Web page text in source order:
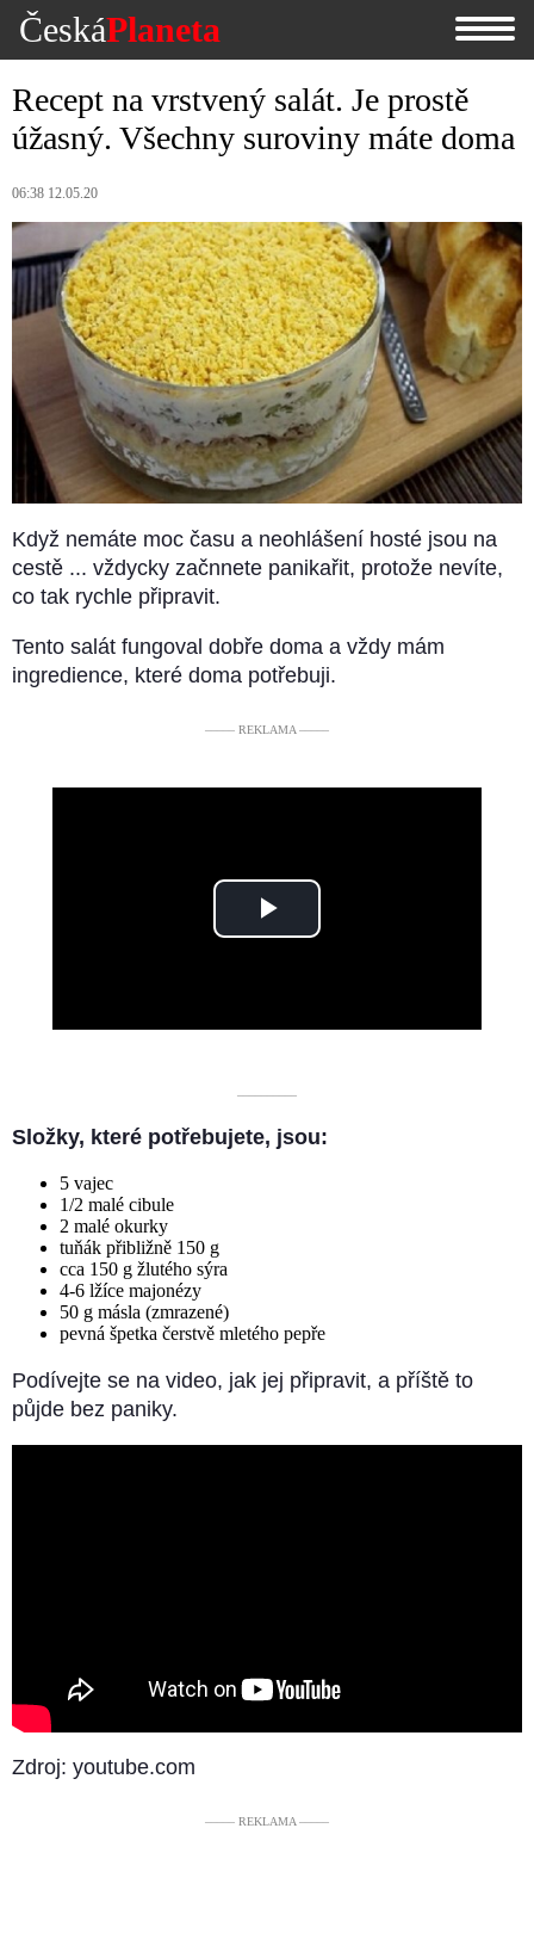
ČeskáPlaneta
Recept na vrstvený salát. Je prostě
úžasný. Všechny suroviny máte doma
06:38 12.05.20
Když nemáte moc času a neohlášení hosté jsou na
cestě ... vždycky začnnete panikařit, protože nevíte,
co tak rychle připravit.
Tento salát fungoval dobře doma a vždy mám
ingredience, které doma potřebuji.
––––– REKLAMA –––––
Play
––––––––––
Složky, které potřebujete, jsou:
5 vajec
1/2 malé cibule
2 malé okurky
tuňák přibližně 150 g
cca 150 g žlutého sýra
4-6 lžíce majonézy
50 g másla (zmrazené)
pevná špetka čerstvě mletého pepře
Podívejte se na video, jak jej připravit, a příště to
půjde bez paniky.
Zdroj: youtube.com
––––– REKLAMA –––––